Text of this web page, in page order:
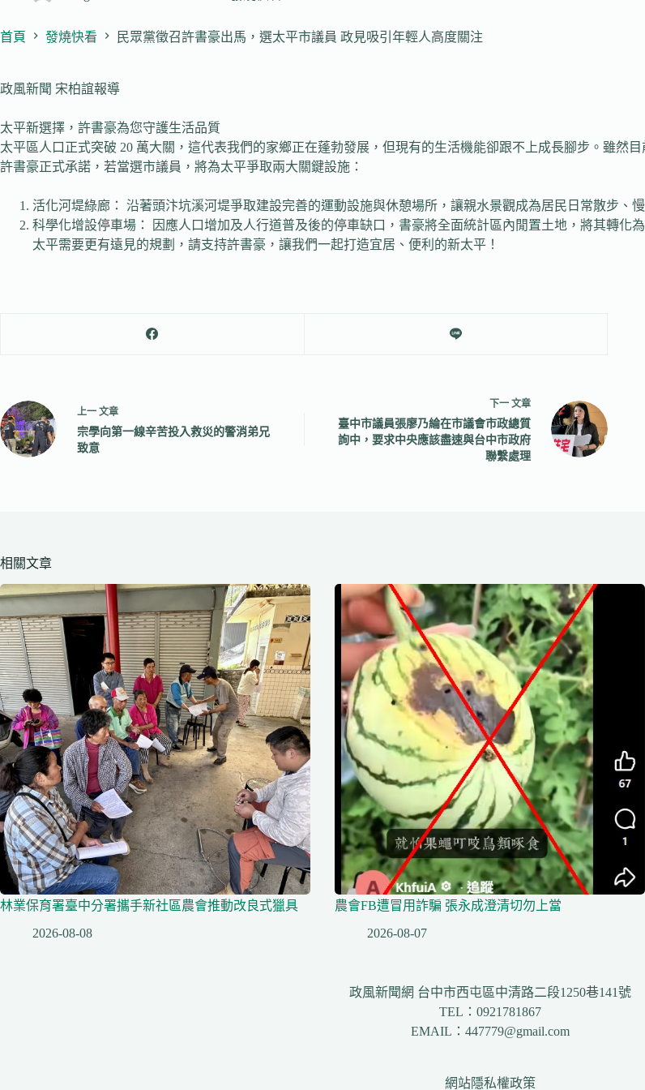
首頁 發燒快看 民眾黨徵召許書豪出馬，選太平市議員 政見吸引年輕人高度關注
政風新聞 宋柏誼報導
太平新選擇，許書豪為您守護生活品質
太平區人口正式突破 20 萬大關，這代表我們的家鄉正在蓬勃發展，但現有的生活機能卻跟不上成長腳步。雖然
許書豪正式承諾，若當選市議員，將為太平爭取兩大關鍵設施：
活化河堤綠廊： 沿著頭汴坑溪河堤爭取建設完善的運動設施與休憩場所，讓親水景觀成為居民日常散步、
科學化增設停車場： 因應人口增加及人行道普及後的停車缺口，書豪將全面統計區內閒置土地，將其轉化
太平需要更有遠見的規劃，請支持許書豪，讓我們一起打造宜居、便利的新太平！
上一 文章
宗學向第一線辛苦投入救災的警消弟兄
致意
下一 文章
臺中市議員張廖乃綸在市議會市政總質
詢中，要求中央應該盡速與台中市政府
聯繫處理
相關文章
林業保育署臺中分署攜手新社區農會推動改良式獵具
2026-08-08
農會FB遭冒用詐騙 張永成澄清切勿上當
2026-08-07
政風新聞網 台中市西屯區中清路二段1250巷141號
TEL：0921781867
EMAIL：447779@gmail.com
網站隱私權政策